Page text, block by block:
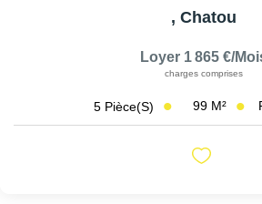
CONTACT
, Chatou
Loyer 1 865 €/
charges comprises
5 Pièce(s) 99 M²